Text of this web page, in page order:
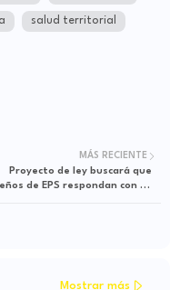
salud territorial
MÁS RECIENTE
Proyecto de ley buscará que
de EPS respondan con su
Mostrar más